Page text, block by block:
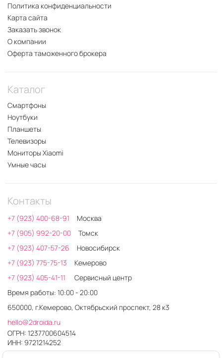
Политика конфиденциальности
Карта сайта
Заказать звонок
О компании
Оферта таможенного брокера
Каталог
Смартфоны
Ноутбуки
Планшеты
Телевизоры
Мониторы Xiaomi
Умные часы
Контакты
+7 (923) 400-68-91
Москва
+7 (905) 992-20-00
Томск
+7 (923) 407-57-26
Новосибирск
+7 (923) 775-75-13
Кемерово
+7 (923) 405-41-11
Сервисный центр
Время работы: 10:00 - 20:00
650000, г.Кемерово, Октябрьский проспект, 28 к3
hello@2droida.ru
ОГРН: 1237700604514
ИНН: 9721214252